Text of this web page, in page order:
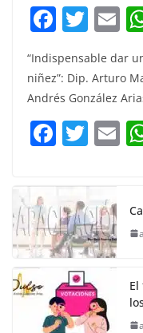
F
a
c
e
b
o
k
T
w
itt
er
E
m
ai
l
“Indispensable dar
niñez”: Dip. Arturo
Andrés González
F
a
c
e
b
o
o
k
T
w
itt
er
E
m